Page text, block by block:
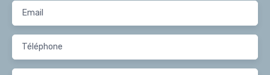
Email
Téléphone